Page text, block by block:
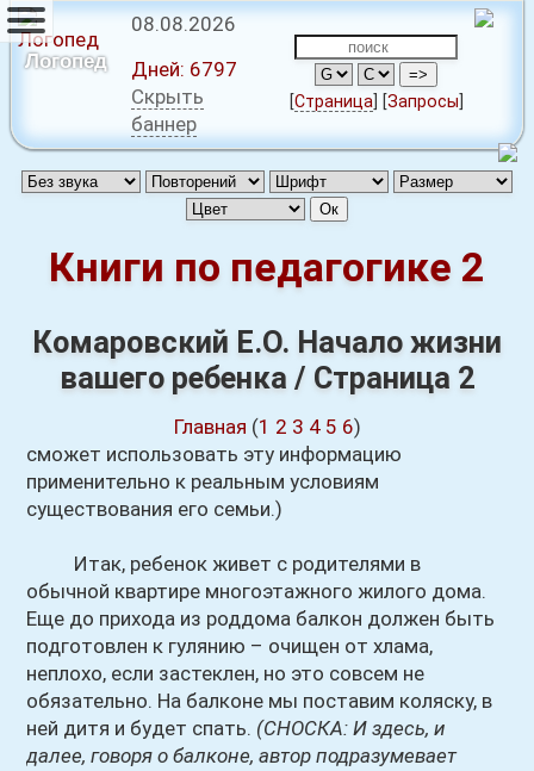
Логопед
08.08.2026
Дней: 6797
Скрыть
баннер
[Страница [Запросы
Книги по педагогике 2
Комаровский Е.О. Начало жизни
вашего ребенка / Страница 2
Главная (1 2 3 4 5 6)
сможет использовать эту информацию
применительно к реальным условиям
существования его семьи.)
Итак, ребенок живет с родителями в
обычной квартире многоэтажного жилого дома.
Еще до прихода из роддома балкон должен быть
подготовлен к гулянию – очищен от хлама,
неплохо, если застеклен, но это совсем не
обязательно. На балконе мы поставим коляску, в
ней дитя и будет спать. (СНОСКА: И здесь, и
далее, говоря о балконе, автор подразумевает